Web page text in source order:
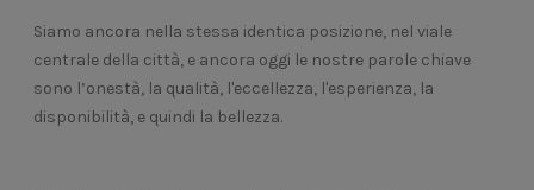
Siamo ancora nella stessa identica posizione, nel viale
centrale della città, e ancora oggi le nostre parole chiave
sono l’onestà, la qualità, l'eccellezza, l'esperienza, la
disponibilità, e quindi la bellezza.